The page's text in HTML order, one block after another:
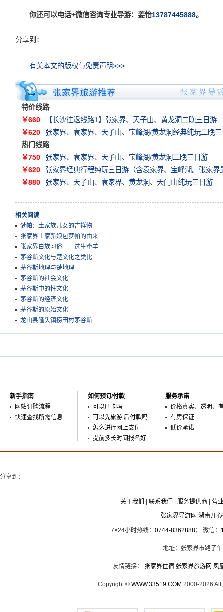
你还可以电话+微信咨询专业导游：姜怡13787445888。
分享到：
有关本文的版权与免责声明>>>
特价线路
￥660
【长沙往返线路1】张家界、天子山、黄龙洞二晚三日游
￥620
张家界、袁家界、天子山、宝峰湖/黄龙洞经典纯玩二晚三
热门线路
￥750
张家界、袁家界、天子山、宝峰湖/黄龙洞二晚三日游
￥620
张家界经典行程纯玩三日游（含袁家界、宝峰湖。张家界
￥880
张家界、天子山、袁家界、黄龙洞、天门山纯玩三日游
相关阅读
梦帕：土家族儿女的吉祥物
张家界土家新娘包梦帕的由来
张家界白族习俗——过生牵羊
茅谷斯文化与楚文化之类比
茅谷斯地理与楚地理
茅谷斯的社会文化
茅谷斯中的性文化
茅谷斯的经济文化
茅谷斯的原始文化
龙山县隆头镇捞田村茅谷斯
新手指南
网站订购流程
快速查找所需信息
如何预订/付款
可以刷卡吗
可以先旅游 后付款吗
怎么进行网上支付
提前多长时间报名好
服务承诺
价格真实、透明、
有房保证
低价承诺
分享到：
关于我们 联系我们 服务提供商
营
张家界导游网 湖南开
7×24小时热线： 0744-8362888； 微信：
地址：张家界市路子
友情链接： 张家界住宿 张家界旅游网 凤
Copyright © WWW.33519.COM 2000-2026 All